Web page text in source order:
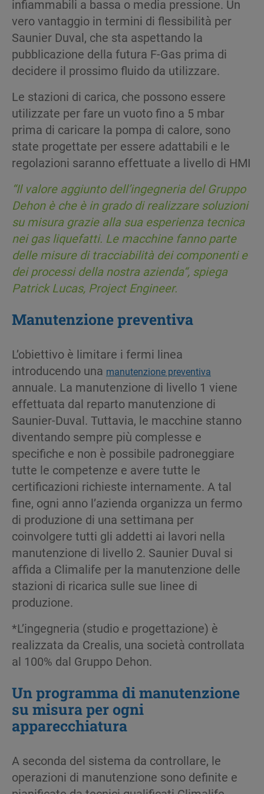
infiammabili a bassa o media pressione. Un
vero vantaggio in termini di flessibilità per
Saunier Duval, che sta aspettando la
pubblicazione della futura F-Gas prima di
decidere il prossimo fluido da utilizzare.
Le stazioni di carica, che possono essere
utilizzate per fare un vuoto fino a 5 mbar
prima di caricare la pompa di calore, sono
state progettate per essere adattabili e le
regolazioni saranno effettuate a livello di HMI
“Il valore aggiunto dell’ingegneria delGruppo
Dehonè cheè in gradodirealizzare soluzioni
sumisura graziealla sua esperienza tecnica
nei gas liquefatti. Lemacchine fannoparte
dellemisureditracciabilitàdeicomponentie
deiprocessi della nostra azienda“, spiega
Patrick Lucas, Project Engineer.
Manutenzionepreventiva
L’obiettivo è limitare i fermi linea
introducendo una manutenzione preventiva
annuale. La manutenzione di livello 1 viene
effettuata dal reparto manutenzione di
Saunier-Duval. Tuttavia, le macchine stanno
diventando sempre più complesse e
specifiche e non è possibile padroneggiare
tutte le competenze e avere tutte le
certificazioni richieste internamente. A tal
fine, ogni anno l’azienda organizza un fermo
di produzione di una settimana per
coinvolgere tutti gli addetti ai lavori nella
manutenzione di livello 2. Saunier Duval si
affida a Climalife per la manutenzione delle
stazioni di ricarica sulle sue linee di
produzione.
*L’ingegneria (studio e progettazione) è
realizzata da Crealis, una società controllata
al 100% dal Gruppo Dehon.
Un programma dimanutenzione
su misuraper ogni
apparecchiatura
A seconda del sistema da controllare, le
operazioni di manutenzione sono definite e